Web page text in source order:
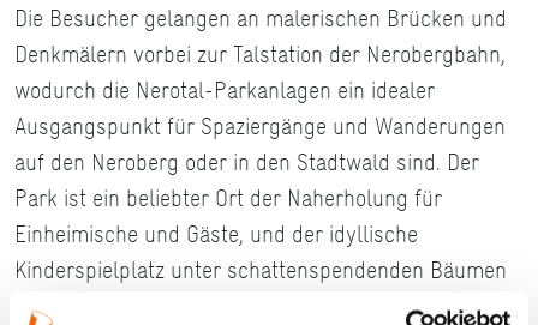
Die Besucher gelangen an malerischen Brücken und
Denkmälern vorbei zur Talstation der Nerobergbahn,
wodurch die Nerotal-Parkanlagen ein idealer
Ausgangspunkt für Spaziergänge und Wanderungen
auf den Neroberg oder in den Stadtwald sind. Der
Park ist ein beliebter Ort der Naherholung für
Einheimische und Gäste, und der idyllische
Kinderspielplatz unter schattenspendenden Bäumen
bietet Kindern viel Platz zum Spielen.